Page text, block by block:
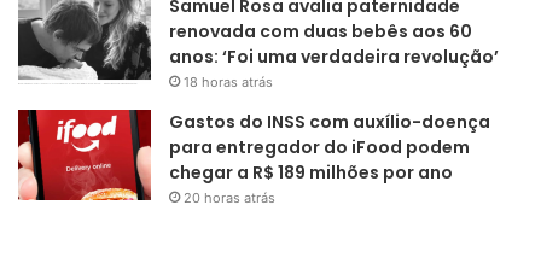
Samuel Rosa avalia paternidade
renovada com duas bebês aos 60
anos: ‘Foi uma verdadeira revolução’
18 horas atrás
Gastos do INSS com auxílio-doença
para entregador do iFood podem
chegar a R$ 189 milhões por ano
20 horas atrás